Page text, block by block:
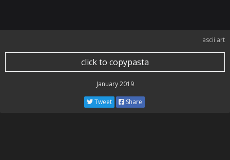
ascii art
click to copypasta
January 2019
Tweet Share